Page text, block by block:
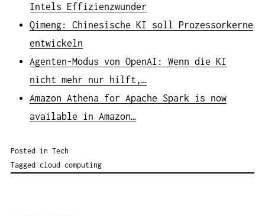
Intels Effizienzwunder
Qimeng: Chinesische KI soll Prozessorkerne
entwickeln
Agenten-Modus von OpenAI: Wenn die KI
nicht mehr nur hilft,…
Amazon Athena for Apache Spark is now
available in Amazon…
Posted in Tech
Tagged cloud computing